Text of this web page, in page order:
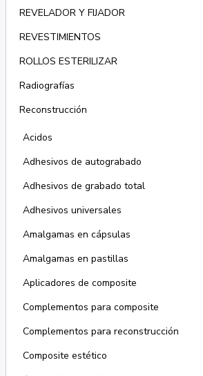
REVELADOR Y FIJADOR
REVESTIMIENTOS
ROLLOS ESTERILIZAR
Radiografías
Reconstrucción
Acidos
Adhesivos de autograbado
Adhesivos de grabado total
Adhesivos universales
Amalgamas en cápsulas
Amalgamas en pastillas
Aplicadores de composite
Complementos para composite
Complementos para reconstrucción
Composite estético